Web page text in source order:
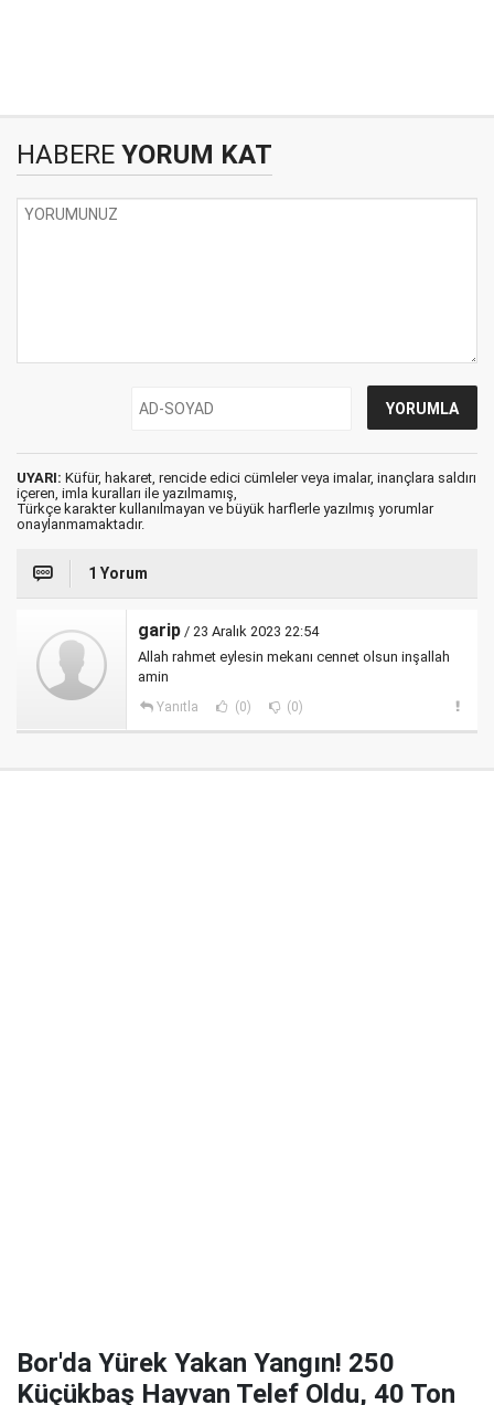
HABERE YORUM KAT
UYARI: Küfür, hakaret, rencide edici cümleler veya imalar, inançlara saldırı
içeren, imla kuralları ile yazılmamış,
Türkçe karakter kullanılmayan ve büyük harflerle yazılmış yorumlar
onaylanmamaktadır.
1 Yorum
garip / 23 Aralık 2023 22:54
Allah rahmet eylesin mekanı cennet olsun inşallah
amin
Yanıtla (0) (0)
Bor'da Yürek Yakan Yangın! 250
Küçükbaş Hayvan Telef Oldu, 40 Ton